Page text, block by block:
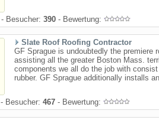
- Besucher: 390 - Bewertung:
Slate Roof Roofing Contractor
GF Sprague is undoubtedly the premiere
assisting all the greater Boston Mass.
components we all do the job with
rubber. GF Sprague additionally installs
- Besucher: 467 - Bewertung: